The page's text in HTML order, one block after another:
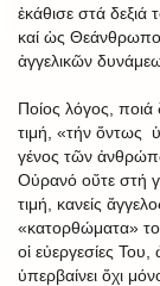
ἐκάθισε στά
καί ὡς
ἀγγελικῶν
Ποίος λόγος, ποιά
τιμή, «τήν ὄντως
γένος τῶν
Οὐρανό οὔτε στή
τιμή, κανείς
«κατορθώματα»
οἱ εὐεργεσίες
ὑπερβαίνει ὄχι